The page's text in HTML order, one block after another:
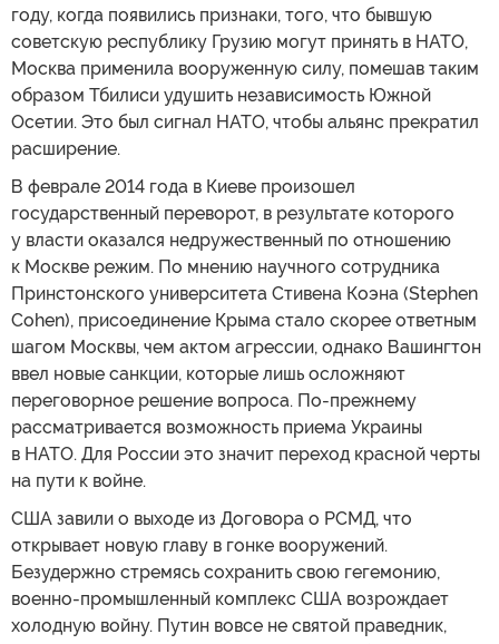
году, когда появились признаки, того, что бывшую
советскую республику Грузию могут принять в НАТО,
Москва применила вооруженную силу, помешав таким
образом Тбилиси удушить независимость Южной
Осетии. Это был сигнал НАТО, чтобы альянс прекратил
расширение.
В феврале 2014 года в Киеве произошел
государственный переворот, в результате которого
у власти оказался недружественный по отношению
к Москве режим. По мнению научного сотрудника
Принстонского университета Стивена Коэна (Stephen
Cohen), присоединение Крыма стало скорее ответным
шагом Москвы, чем актом агрессии, однако Вашингтон
ввел новые санкции, которые лишь осложняют
переговорное решение вопроса. По-прежнему
рассматривается возможность приема Украины
в НАТО. Для России это значит переход красной черты
на пути к войне.
США завили о выходе из Договора о РСМД, что
открывает новую главу в гонке вооружений.
Безудержно стремясь сохранить свою гегемонию,
военно-промышленный комплекс США возрождает
холодную войну. Путин вовсе не святой праведник,